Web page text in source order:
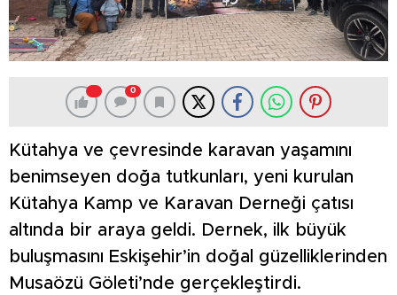
0
Kütahya ve çevresinde karavan yaşamını
benimseyen doğa tutkunları, yeni kurulan
Kütahya Kamp ve Karavan Derneği çatısı
altında bir araya geldi. Dernek, ilk büyük
buluşmasını Eskişehir’in doğal güzelliklerinden
Musaözü Göleti’nde gerçekleştirdi.